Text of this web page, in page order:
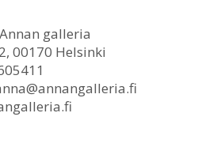
Annan galleria
00170 Helsinki